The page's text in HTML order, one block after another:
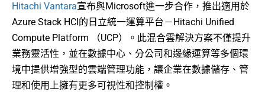
Hitachi Vantara宣布與Microsoft進一步合作，推出適用於
Azure Stack HCI的日立統一運算平台－Hitachi Unified
Compute Platform （UCP）。此混合雲解決方案不僅提升
業務靈活性，並在數據中心、分公司和邊緣運算等多個環
境中提供增強型的雲端管理功能，讓企業在數據儲存、管
理和使用上擁有更多可視性和控制權。